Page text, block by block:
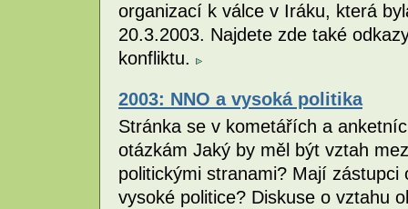
organizací k válce v Iráku, která
20.3.2003. Najdete zde také
konfliktu.
2003: NNO a vysoká politika
Stránka se v kometářích a
otázkám Jaký by měl být vztah
politickými stranami? Mají zástupci
vysoké politice? Diskuse o vztahu